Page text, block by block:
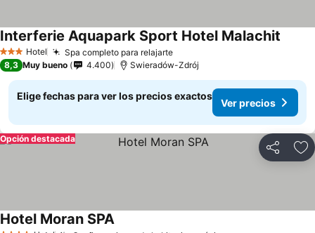
3 Estrellas
Hotel Spa completo para relajarteVer precios
Interferie Aquapark Sport Hotel Malachit
8,3 Muy bueno 4.400 Swieradów-Zdrój
Elige fechas para ver los precios exactos
Ver precios
Compartir
Opción destacada
Hotel Moran SPAVer precios